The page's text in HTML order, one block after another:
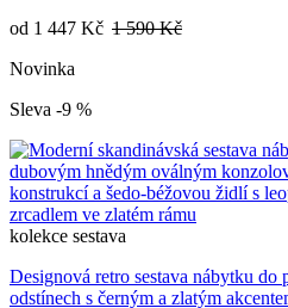
od 1 447 Kč 1 590 Kč
Novinka
Sleva -9 %
kolekce sestava
Designová retro sestava nábytku do
odstínech s černým a zlatým